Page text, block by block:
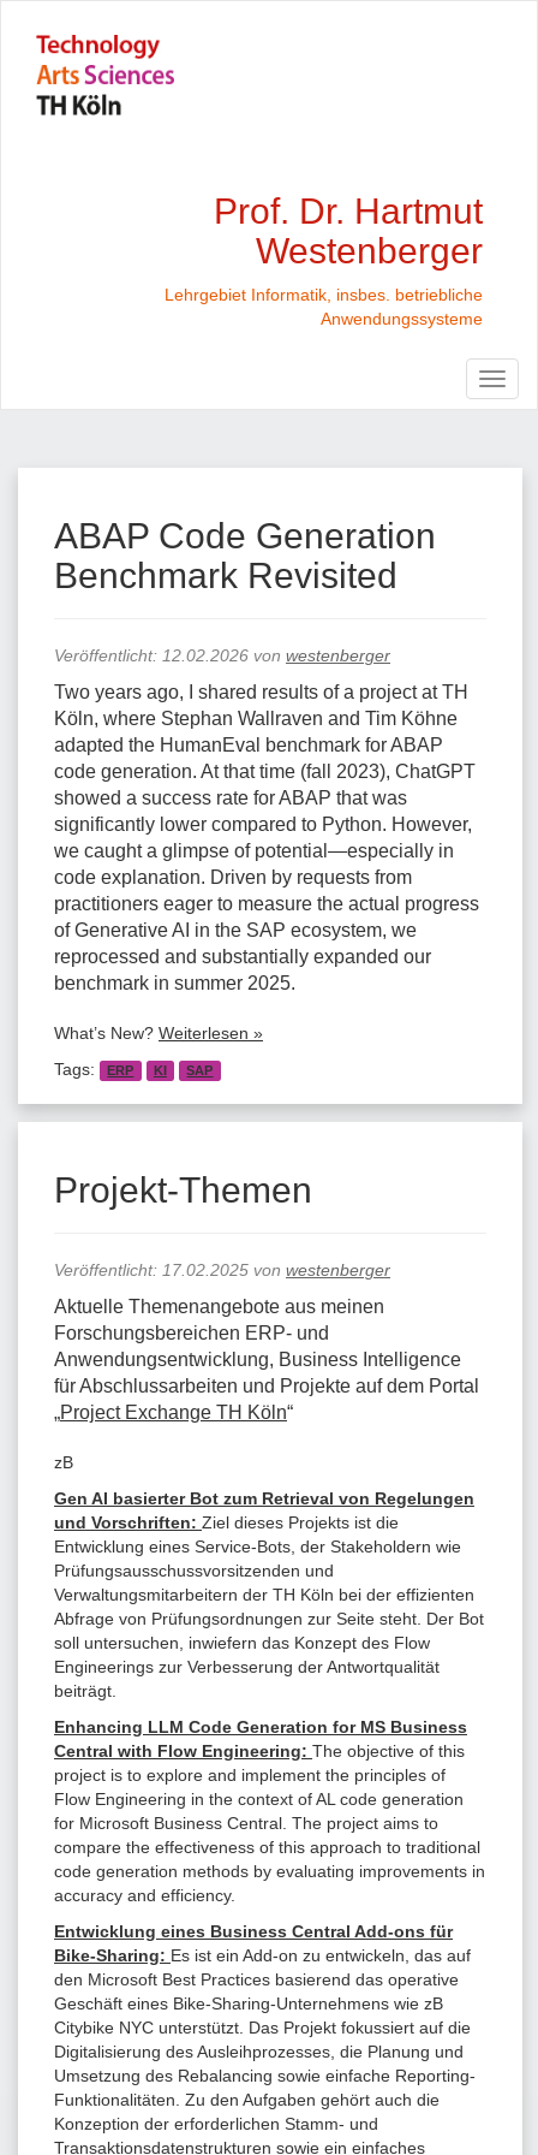
Prof. Dr. Hartmut
Westenberger
Lehrgebiet Informatik, insbes. betriebliche
Anwendungssysteme
ABAP Code Generation
Benchmark Revisited
Veröffentlicht: 12.02.2026 von westenberger
Two years ago, I shared results of a project at TH
Köln, where Stephan Wallraven and Tim Köhne
adapted the HumanEval benchmark for ABAP
code generation. At that time (fall 2023), ChatGPT
showed a success rate for ABAP that was
significantly lower compared to Python. However,
we caught a glimpse of potential—especially in
code explanation. Driven by requests from
practitioners eager to measure the actual progress
of Generative AI in the SAP ecosystem, we
reprocessed and substantially expanded our
benchmark in summer 2025.
What’s New? Weiterlesen »
Tags:
ERP KI SAP
Projekt-Themen
Veröffentlicht: 17.02.2025 von westenberger
Aktuelle Themenangebote aus meinen
Forschungsbereichen ERP- und
Anwendungsentwicklung, Business Intelligence
für Abschlussarbeiten und Projekte auf dem Portal
„Project Exchange TH Köln“
zB
Gen AI basierter Bot zum Retrieval von Regelungen
und Vorschriften: Ziel dieses Projekts ist die
Entwicklung eines Service-Bots, der Stakeholdern wie
Prüfungsausschussvorsitzenden und
Verwaltungsmitarbeitern der TH Köln bei der effizienten
Abfrage von Prüfungsordnungen zur Seite steht. Der Bot
soll untersuchen, inwiefern das Konzept des Flow
Engineerings zur Verbesserung der Antwortqualität
beiträgt.
Enhancing LLM Code Generation for MS Business
Central with Flow Engineering: The objective of this
project is to explore and implement the principles of
Flow Engineering in the context of AL code generation
for Microsoft Business Central. The project aims to
compare the effectiveness of this approach to traditional
code generation methods by evaluating improvements in
accuracy and efficiency.
Entwicklung eines Business Central Add-ons für
Bike-Sharing: Es ist ein Add-on zu entwickeln, das auf
den Microsoft Best Practices basierend das operative
Geschäft eines Bike-Sharing-Unternehmens wie zB
Citybike NYC unterstützt. Das Projekt fokussiert auf die
Digitalisierung des Ausleihprozesses, die Planung und
Umsetzung des Rebalancing sowie einfache Reporting-
Funktionalitäten. Zu den Aufgaben gehört auch die
Konzeption der erforderlichen Stamm- und
Transaktionsdatenstrukturen sowie ein einfaches